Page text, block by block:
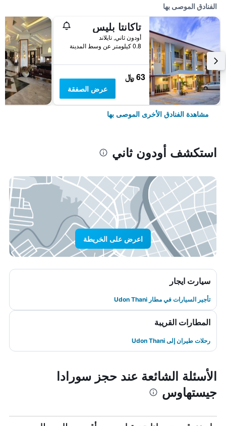
الفنادق الموصى بها
تاكانتا بليس
أودون ثاني, تايلاند
0.8 كيلومتر عن وسط المدينة
63 ﷼
عرض الصفقة
مشاهدة الفنادق الأخرى الموصى بها
استكشف أودون ثاني
اعرض على الخريطة
سيارت ايجار
تأجير السيارات في مطار Udon Thani
المطارات القريبة
رحلات طيران إلى Udon Thani
الأسئلة الشائعة عند حجز سورادا
جيستهاوس